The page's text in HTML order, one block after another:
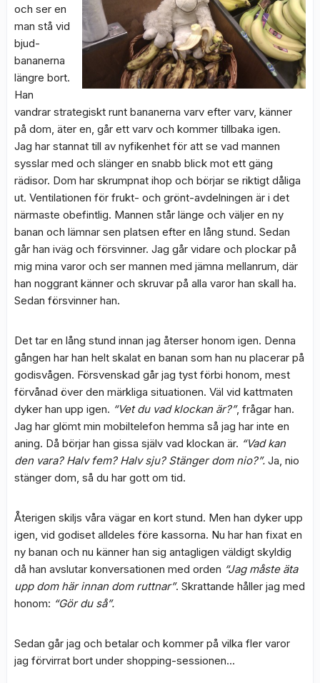
och ser en
man stå vid
bjud-
bananerna
längre bort.
Han
vandrar strategiskt runt bananerna varv efter varv, känner
på dom, äter en, går ett varv och kommer tillbaka igen.
Jag har stannat till av nyfikenhet för att se vad mannen
sysslar med och slänger en snabb blick mot ett gäng
rädisor. Dom har skrumpnat ihop och börjar se riktigt dåliga
ut. Ventilationen för frukt- och grönt-avdelningen är i det
närmaste obefintlig. Mannen står länge och väljer en ny
banan och lämnar sen platsen efter en lång stund. Sedan
går han iväg och försvinner. Jag går vidare och plockar på
mig mina varor och ser mannen med jämna mellanrum, där
han noggrant känner och skruvar på alla varor han skall ha.
Sedan försvinner han.
Det tar en lång stund innan jag återser honom igen. Denna
gången har han helt skalat en banan som han nu placerar på
godisvågen. Försvenskad går jag tyst förbi honom, mest
förvånad över den märkliga situationen. Väl vid kattmaten
dyker han upp igen. “Vet du vad klockan är?”, frågar han.
Jag har glömt min mobiltelefon hemma så jag har inte en
aning. Då börjar han gissa själv vad klockan är. “Vad kan
den vara? Halv fem? Halv sju? Stänger dom nio?”. Ja, nio
stänger dom, så du har gott om tid.
Återigen skiljs våra vägar en kort stund. Men han dyker upp
igen, vid godiset alldeles före kassorna. Nu har han fixat en
ny banan och nu känner han sig antagligen väldigt skyldig
då han avslutar konversationen med orden “Jag måste äta
upp dom här innan dom ruttnar”. Skrattande håller jag med
honom: “Gör du så”.
Sedan går jag och betalar och kommer på vilka fler varor
jag förvirrat bort under shopping-sessionen…